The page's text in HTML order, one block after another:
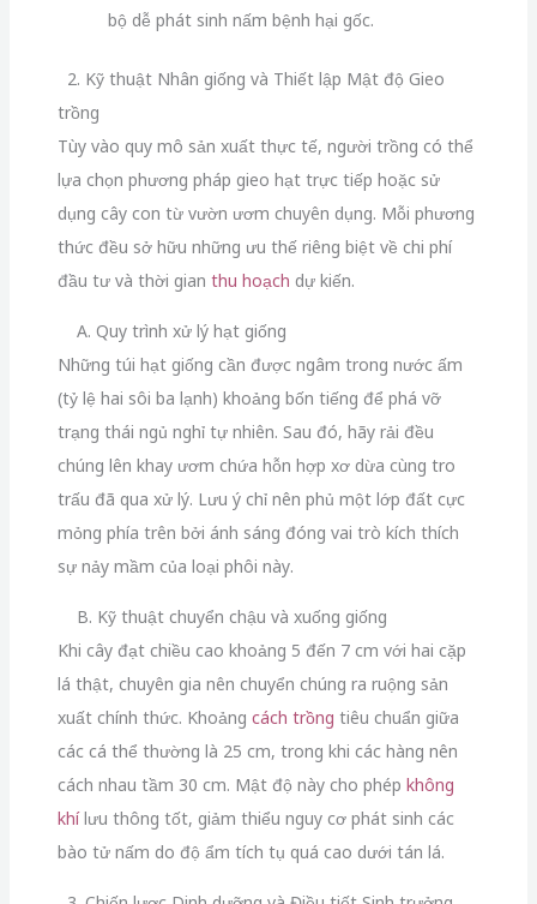
bộ dễ phát sinh nấm bệnh hại gốc.
2. Kỹ thuật Nhân giống và Thiết lập Mật độ Gieo
trồng
Tùy vào quy mô sản xuất thực tế, người trồng có thể
lựa chọn phương pháp gieo hạt trực tiếp hoặc sử
dụng cây con từ vườn ươm chuyên dụng. Mỗi phương
thức đều sở hữu những ưu thế riêng biệt về chi phí
đầu tư và thời gian thu hoạch dự kiến.
A. Quy trình xử lý hạt giống
Những túi hạt giống cần được ngâm trong nước ấm
(tỷ lệ hai sôi ba lạnh) khoảng bốn tiếng để phá vỡ
trạng thái ngủ nghỉ tự nhiên. Sau đó, hãy rải đều
chúng lên khay ươm chứa hỗn hợp xơ dừa cùng tro
trấu đã qua xử lý. Lưu ý chỉ nên phủ một lớp đất cực
mỏng phía trên bởi ánh sáng đóng vai trò kích thích
sự nảy mầm của loại phôi này.
B. Kỹ thuật chuyển chậu và xuống giống
Khi cây đạt chiều cao khoảng 5 đến 7 cm với hai cặp
lá thật, chuyên gia nên chuyển chúng ra ruộng sản
xuất chính thức. Khoảng cách trồng tiêu chuẩn giữa
các cá thể thường là 25 cm, trong khi các hàng nên
cách nhau tầm 30 cm. Mật độ này cho phép không
khílưu thông tốt, giảm thiểu nguy cơ phát sinh các
bào tử nấm do độ ẩm tích tụ quá cao dưới tán lá.